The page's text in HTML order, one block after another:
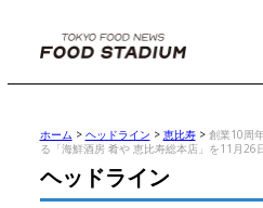
ホーム > ヘッドライン > 恵比寿> 創業10周
る「海鮮酒房 肴や 恵比寿総本店」を11月26
ヘッドライン